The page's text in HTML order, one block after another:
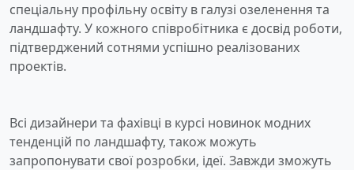
спеціальну профільну освіту в галузі озеленення та
ландшафту. У кожного співробітника є досвід роботи,
підтверджений сотнями успішно реалізованих
проектів.
Всі дизайнери та фахівці в курсі новинок модних
тенденцій по ландшафту, також можуть
запропонувати свої розробки, ідеї. Завжди зможуть